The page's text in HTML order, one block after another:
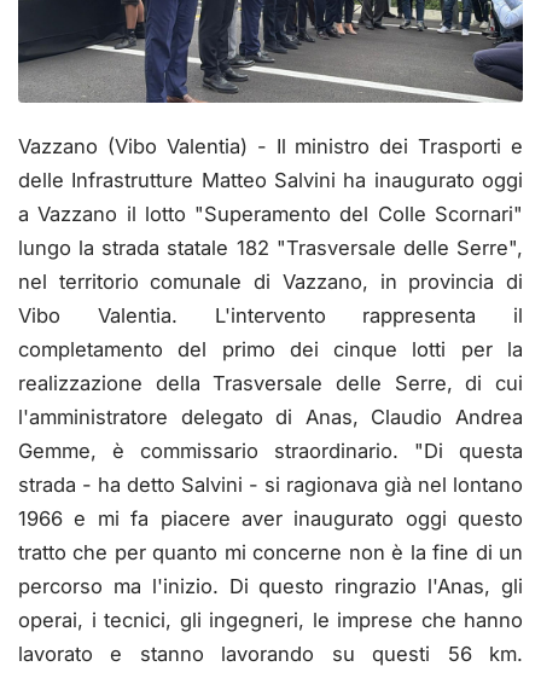
Vazzano (Vibo Valentia) - Il ministro dei Trasporti e
delle Infrastrutture Matteo Salvini ha inaugurato oggi
a Vazzano il lotto "Superamento del Colle Scornari"
lungo la strada statale 182 "Trasversale delle Serre",
nel territorio comunale di Vazzano, in provincia di
Vibo Valentia. L'intervento rappresenta il
completamento del primo dei cinque lotti per la
realizzazione della Trasversale delle Serre, di cui
l'amministratore delegato di Anas, Claudio Andrea
Gemme, è commissario straordinario. "Di questa
strada - ha detto Salvini - si ragionava già nel lontano
1966 e mi fa piacere aver inaugurato oggi questo
tratto che per quanto mi concerne non è la fine di un
percorso ma l'inizio. Di questo ringrazio l'Anas, gli
operai, i tecnici, gli ingegneri, le imprese che hanno
lavorato e stanno lavorando su questi 56 km.